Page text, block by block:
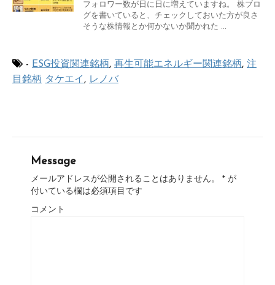
フォロワー数が日に日に増えていますね。 株ブロ
グを書いていると、チェックしておいた方が良さ
そうな株情報とか何かないか聞かれた ...
- ESG投資関連銘柄, 再生可能エネルギー関連銘柄, 注
目銘柄 タケエイ , レノバ
Message
メールアドレスが公開されることはありません。 * が
付いている欄は必須項目です
コメント